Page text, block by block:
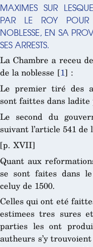
MAXIMES SUR
PAR LE ROY
NOBLESSE, EN SA
SES ARRESTS.
La Chambre a receu
de la noblesse [1] :
Le premier tiré des
sont faittes dans ladite
Le second du
suivant l’article 541
[p. XVII]
Quant aux
se sont faites dans
celuy de 1500.
Celles qui ont eté
estimees tres sures
parties les ont
autheurs s’y